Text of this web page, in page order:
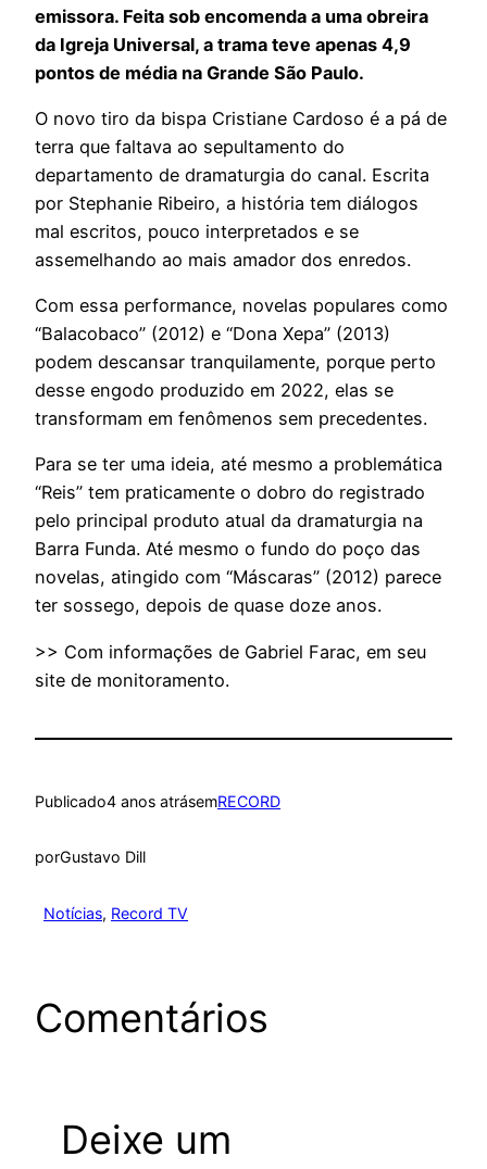
emissora. Feita sob encomenda a uma obreira
da Igreja Universal, a trama teve apenas 4,9
pontos de média na Grande São Paulo.
O novo tiro da bispa Cristiane Cardoso é a pá de
terra que faltava ao sepultamento do
departamento de dramaturgia do canal. Escrita
por Stephanie Ribeiro, a história tem diálogos
mal escritos, pouco interpretados e se
assemelhando ao mais amador dos enredos.
Com essa performance, novelas populares como
“Balacobaco” (2012) e “Dona Xepa” (2013)
podem descansar tranquilamente, porque perto
desse engodo produzido em 2022, elas se
transformam em fenômenos sem precedentes.
Para se ter uma ideia, até mesmo a problemática
“Reis” tem praticamente o dobro do registrado
pelo principal produto atual da dramaturgia na
Barra Funda. Até mesmo o fundo do poço das
novelas, atingido com “Máscaras” (2012) parece
ter sossego, depois de quase doze anos.
>> Com informações de Gabriel Farac, em seu
site de monitoramento.
Publicado4 anos atrásemRECORD
porGustavo Dill
Notícias, Record TV
Comentários
Deixe um